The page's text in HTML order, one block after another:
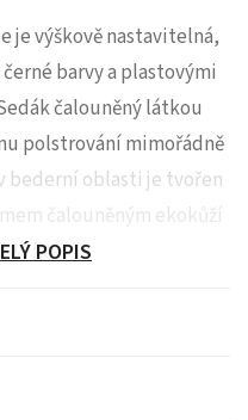
je výškově nastavitelná,
barvy a plastovými
čalouněný látkou
polstrování mimořádně
bederní oblasti je tvořen
čalouněným ekokůží
80 kg.POPIS